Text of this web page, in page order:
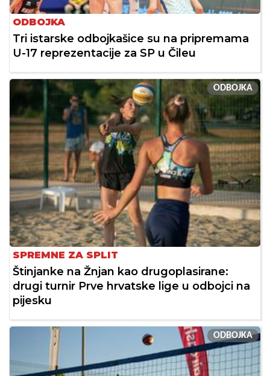
ODBOJKA
Tri istarske odbojkašice su na pripremama
U-17 reprezentacije za SP u Čileu
ODBOJKA
SPREMNE ZA SPLIT
Štinjanke na Žnjan kao drugoplasirane:
drugi turnir Prve hrvatske lige u odbojci na
pijesku
ODBOJKA